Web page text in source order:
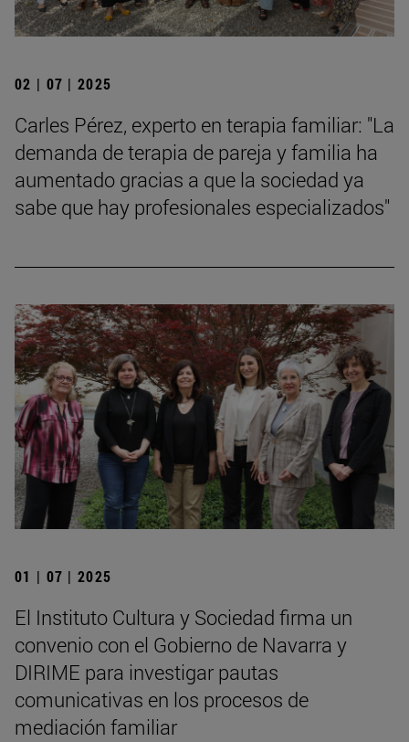
02 | 07 | 2025
Carles Pérez, experto en terapia familiar: "La
demanda de terapia de pareja y familia ha
aumentado gracias a que la sociedad ya
sabe que hay profesionales especializados"
01 | 07 | 2025
El Instituto Cultura y Sociedad firma un
convenio con el Gobierno de Navarra y
DIRIME para investigar pautas
comunicativas en los procesos de
mediación familiar